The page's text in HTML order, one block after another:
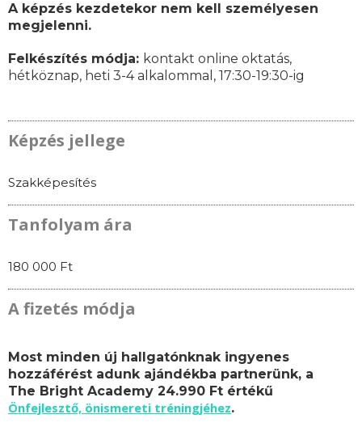
A képzés kezdetekor nem kell személyesen
megjelenni.
Felkészítés módja: kontakt online oktatás,
hétköznap, heti 3-4 alkalommal, 17:30-19:30-ig
Képzés jellege
Szakképesítés
Tanfolyam ára
180 000 Ft
A fizetés módja
Most minden új hallgatónknak ingyenes
hozzáférést adunk ajándékba partnerünk, a
The Bright Academy 24.990 Ft értékű
Önfejlesztő, önismereti tréningjéhez.